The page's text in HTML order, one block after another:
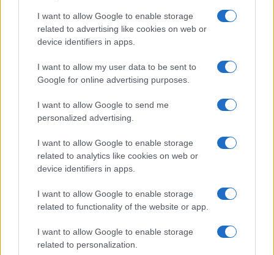
I want to allow Google to enable storage
related to advertising like cookies on web or
device identifiers in apps.
I want to allow my user data to be sent to
Google for online advertising purposes.
I want to allow Google to send me
personalized advertising.
I want to allow Google to enable storage
related to analytics like cookies on web or
device identifiers in apps.
I want to allow Google to enable storage
related to functionality of the website or app.
I want to allow Google to enable storage
related to personalization.
Sterling Point su Prime Video: la nuova serie teen che
conquista il pubblico
PIÙ LETTI
Hot Summer Nights su RaiPlay: un viaggio tra primi
Come sfruttare al meglio ChatGPT con Google Drive
per risultati sorprendenti
Sterling Point su Prime Video: la nuova serie teen che
conquista il pubblico